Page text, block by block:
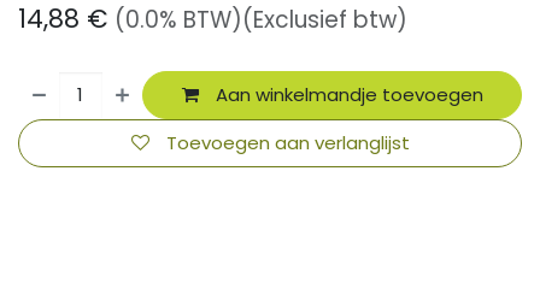
14,88 € (0.0% BTW)(Exclusief btw)
Aan winkelmandje toevoegen
Toevoegen aan verlanglijst